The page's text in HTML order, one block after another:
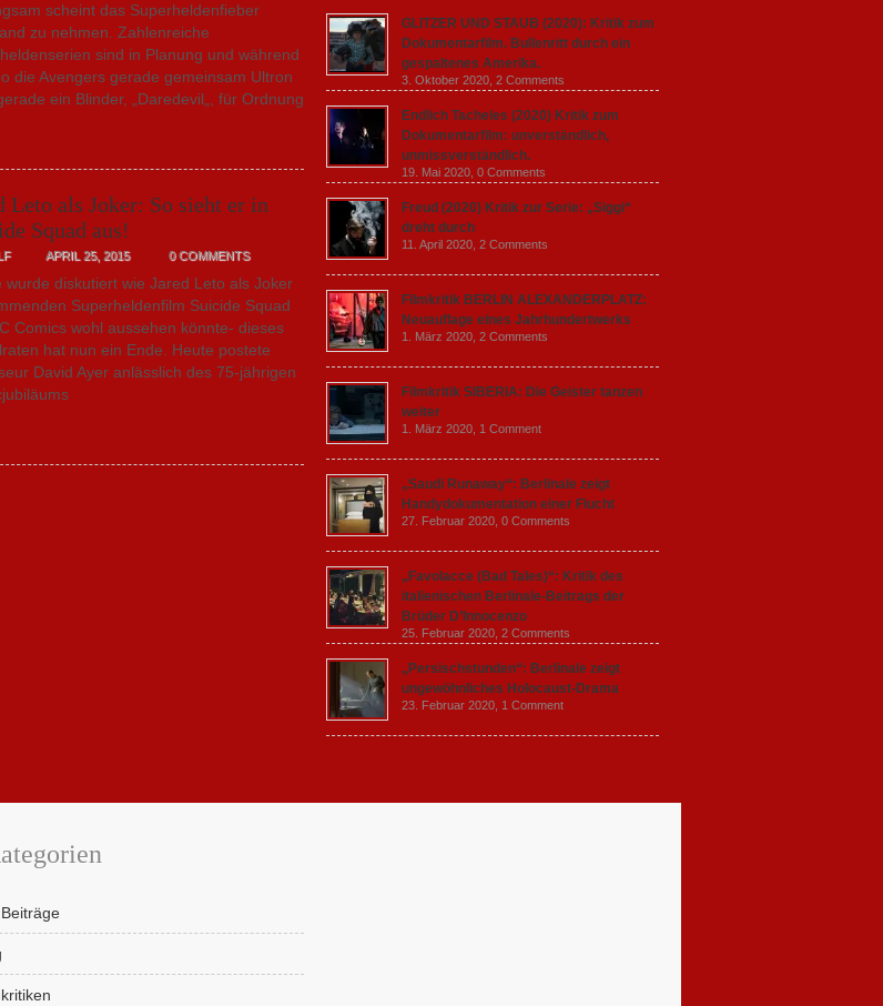
scheint das Superheldenfieber
zu nehmen. Zahlenreiche
sind in Planung und während
die Avengers gerade gemeinsam Ultron
ein Blinder, „Daredevil„, für Ordnung
Leto als Joker: So sieht er in
Squad aus!
APRIL 25, 2015 0 COMMENTS
wurde diskutiert wie Jared Leto als Joker
Superheldenfilm Suicide Squad
Comics wohl aussehen könnte- dieses
hat nun ein Ende. Heute postete
David Ayer anlässlich des 75-jährigen
GLITZER UND STAUB (2020): Kritik zum
Dokumentarfilm. Bullenritt durch ein
gespaltenes Amerika.
3. Oktober 2020, 2 Comments
Endlich Tacheles (2020) Kritik zum
Dokumentarfilm: unverständlich,
unmissverständlich.
19. Mai 2020, 0 Comments
Freud (2020) Kritik zur Serie: „Siggi“
dreht durch
11. April 2020, 2 Comments
Filmkritik BERLIN ALEXANDERPLATZ:
Neuauflage eines Jahrhundertwerks
1. März 2020, 2 Comments
Filmkritik SIBERIA: Die Geister tanzen
weiter
1. März 2020, 1 Comment
„Saudi Runaway“: Berlinale zeigt
Handydokumentation einer Flucht
27. Februar 2020, 0 Comments
„Favolacce (Bad Tales)“: Kritik des
italienischen Berlinale-Beitrags der
Brüder D’Innocenzo
25. Februar 2020, 2 Comments
„Persischstunden“: Berlinale zeigt
ungewöhnliches Holocaust-Drama
23. Februar 2020, 1 Comment